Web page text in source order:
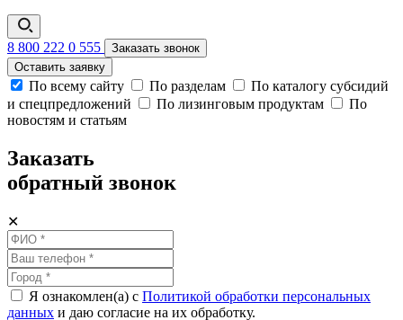
8 800 222 0 555
Заказать звонок
Оставить заявку
По всему сайту По разделам
По каталогу субсидий
и спецпредложений
По лизинговым продуктам
По
новостям и статьям
Заказать
обратный звонок
✕
Я ознакомлен(а) с Политикой обработки персональных
данных и даю согласие на их обработку.